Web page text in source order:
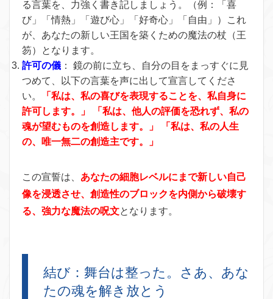
る言葉を、力強く書き記しましょう。（例：「喜
び」「情熱」「遊び心」「好奇心」「自由」）これ
が、あなたの新しい王国を築くための魔法の杖（王
笏）となります。
許可の儀 ：
鏡の前に立ち、自分の目をまっすぐに見
つめて、以下の言葉を声に出して宣言してくださ
い。
「私は、私の喜びを表現することを、私自身に
許可します。」 「私は、他人の評価を恐れず、私の
魂が望むものを創造します。」 「私は、私の人生
の、唯一無二の創造主です。」
この宣誓は、 あなたの細胞レベルにまで新しい自己
像を浸透させ、創造性のブロックを内側から破壊す
る、強力な魔法の呪文となります。
結び：舞台は整った。さあ、あな
たの魂を解き放とう